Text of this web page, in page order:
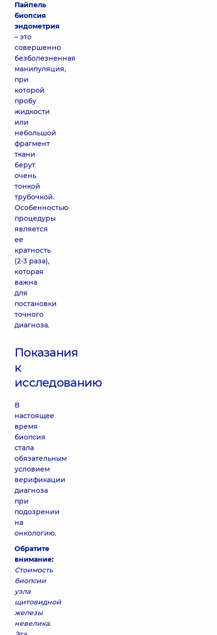
Пайпель
биопсия
эндометрия
– это
совершенно
безболезненная
манипуляция,
при
которой
пробу
жидкости
или
небольшой
фрагмент
ткани
берут
очень
тонкой
трубочкой.
Особенностью
процедуры
является
ее
кратность
(2-3 раза),
которая
важна
для
постановки
точного
диагноза.
Показания
к
исследованию
В
настоящее
время
биопсия
стала
обязательным
условием
верификации
диагноза
при
подозрении
на
онкологию.
Обратите
внимание:
Стоимость
биопсии
узла
щитовидной
железы
невелика.